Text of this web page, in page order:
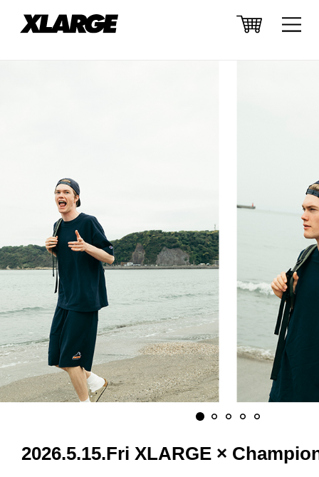
2026.5.15.Fri XLARGE ×